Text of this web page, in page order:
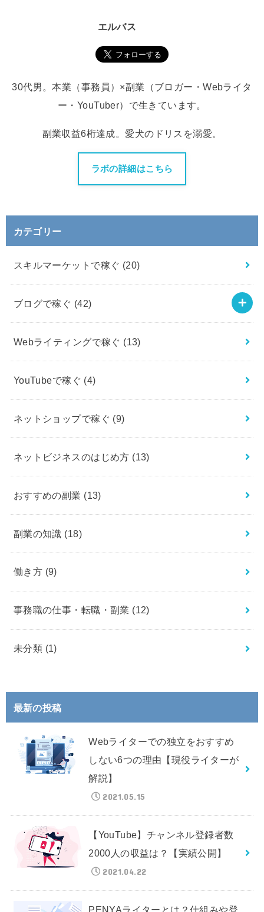
エルバス
30代男。本業（事務員）×副業（ブロガー・Webライタ
ー・YouTuber）で生きています。
副業収益6桁達成。愛犬のドリスを溺愛。
ラボの詳細はこちら
カテゴリー
スキルマーケットで稼ぐ (20)
ブログで稼ぐ (42)
Webライティングで稼ぐ (13)
YouTubeで稼ぐ (4)
ネットショップで稼ぐ (9)
ネットビジネスのはじめ方 (13)
おすすめの副業 (13)
副業の知識 (18)
働き方 (9)
事務職の仕事・転職・副業 (12)
未分類 (1)
最新の投稿
Webライターでの独立をおすすめ
しない6つの理由【現役ライターが
解説】
2021.05.15
【YouTube】チャンネル登録者数
2000人の収益は？【実績公開】
2021.04.22
PENYAライターとは？仕組みや登